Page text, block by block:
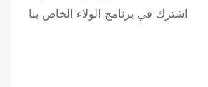
اشترك في برنامج الولاء الخاص بنا